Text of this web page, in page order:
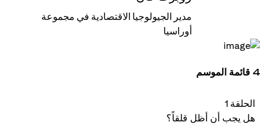
مدير الجيولوجيا الاقتصادية في مجموعة
أوراسيا
4 قائمة الموسم
الحلقة 1
هل يجب أن أظل قلقاً؟